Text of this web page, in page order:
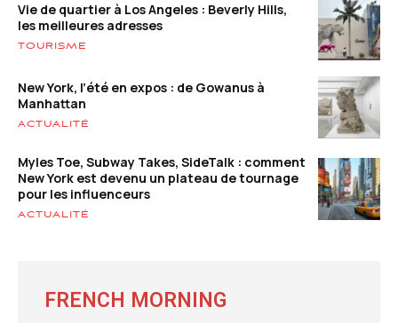
Vie de quartier à Los Angeles : Beverly Hills,
les meilleures adresses
TOURISME
New York, l’été en expos : de Gowanus à
Manhattan
ACTUALITÉ
Myles Toe, Subway Takes, SideTalk : comment
New York est devenu un plateau de tournage
pour les influenceurs
ACTUALITÉ
FRENCH MORNING